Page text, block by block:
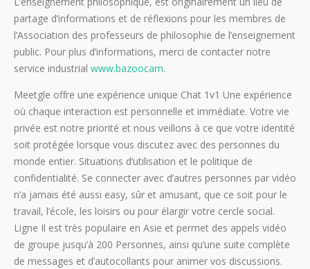
partage d’informations et de réflexions pour les membres de
l’Association des professeurs de philosophie de l’enseignement
public. Pour plus d’informations, merci de contacter notre
service industrial www.bazoocam.
Meetgle offre une expérience unique Chat 1v1 Une expérience
où chaque interaction est personnelle et immédiate. Votre vie
privée est notre priorité et nous veillons à ce que votre identité
soit protégée lorsque vous discutez avec des personnes du
monde entier. Situations d’utilisation et le politique de
confidentialité. Se connecter avec d’autres personnes par vidéo
n’a jamais été aussi easy, sûr et amusant, que ce soit pour le
travail, l’école, les loisirs ou pour élargir votre cercle social.
Ligne Il est très populaire en Asie et permet des appels vidéo
de groupe jusqu’à 200 Personnes, ainsi qu’une suite complète
de messages et d’autocollants pour animer vos discussions.